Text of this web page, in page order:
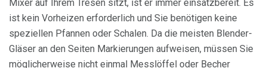
Mixer auf Ihrem Tresen sitzt, ist er immer einsatzbereit. Es
ist kein Vorheizen erforderlich und Sie benötigen keine
speziellen Pfannen oder Schalen. Da die meisten Blender-
Gläser an den Seiten Markierungen aufweisen, müssen Sie
möglicherweise nicht einmal Messlöffel oder Becher